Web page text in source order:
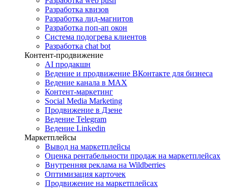
Разработка квизов
Разработка лид-магнитов
Разработка поп-ап окон
Система подогрева клиентов
Разработка chat bot
Контент-продвижение
AI продакшн
Ведение и продвижение ВКонтакте для бизнеса
Ведение канала в MAX
Контент-маркетинг
Social Media Marketing
Продвижение в Дзене
Ведение Telegram
Ведение Linkedin
Маркетплейсы
Вывод на маркетплейсы
Оценка рентабельности продаж на маркетплейсах
Внутренняя реклама на Wildberries
Оптимизация карточек
Продвижение на маркетплейсах